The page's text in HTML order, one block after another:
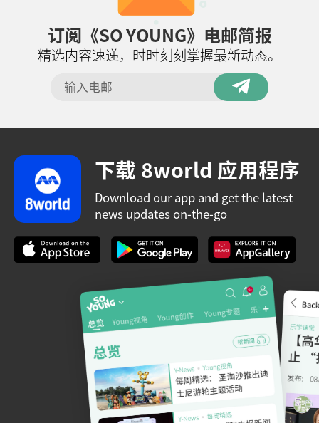
订阅《SO YOUNG》电邮简报
精选内容速递，时时刻刻掌握最新动态。
下载 8world 应用程序
Download our app and get the latest
news updates on-the-go